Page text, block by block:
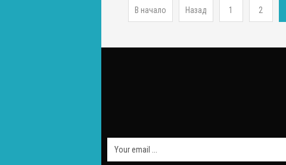
В начало Назад 1 2